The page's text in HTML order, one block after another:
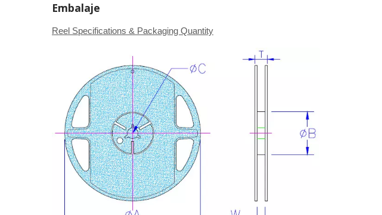
Embalaje
Reel Specifications & Packaging Quantity